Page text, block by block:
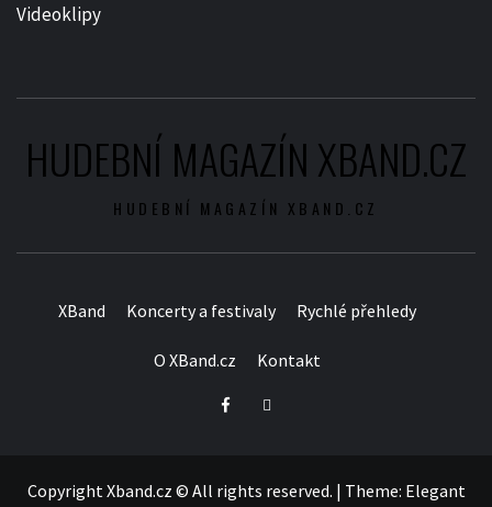
Videoklipy
HUDEBNÍ MAGAZÍN XBAND.CZ
HUDEBNÍ MAGAZÍN XBAND.CZ
XBand Koncerty a festivaly Rychlé přehledy
O XBand.cz Kontakt
FacebookTwitter
Copyright Xband.cz © All rights reserved. | Theme: Elegant